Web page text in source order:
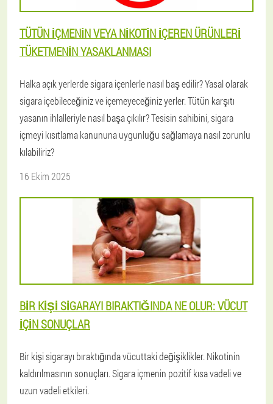
TÜTÜN IÇMENIN VEYA NIKOTIN IÇEREN ÜRÜNLERI
TÜKETMENIN YASAKLANMASI
Halka açık yerlerde sigara içenlerle nasıl baş edilir? Yasal olarak
sigara içebileceğiniz ve içemeyeceğiniz yerler. Tütün karşıtı
yasanın ihlalleriyle nasıl başa çıkılır? Tesisin sahibini, sigara
içmeyi kısıtlama kanununa uygunluğu sağlamaya nasıl zorunlu
kılabiliriz?
16 Ekim 2025
BIR KIŞI SIGARAYI BIRAKTIĞINDA NE OLUR: VÜCUT
IÇIN SONUÇLAR
Bir kişi sigarayı bıraktığında vücuttaki değişiklikler. Nikotinin
kaldırılmasının sonuçları. Sigara içmenin pozitif kısa vadeli ve
uzun vadeli etkileri.